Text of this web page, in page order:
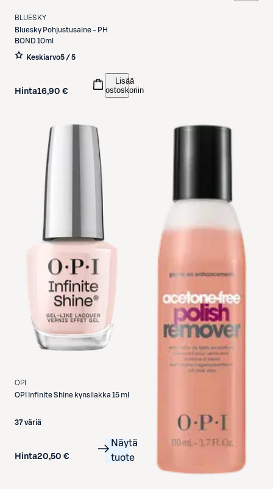
BLUESKY
Bluesky Pohjustusaine - PH
BOND 10ml
Keskiarvo5 / 5
Hinta16,90 €
Lisää
ostoskoriin
OPI
OPI
Infinite Shine kynsilakka 15 ml
37 väriä
Hinta20,50 €
Näytä
tuote